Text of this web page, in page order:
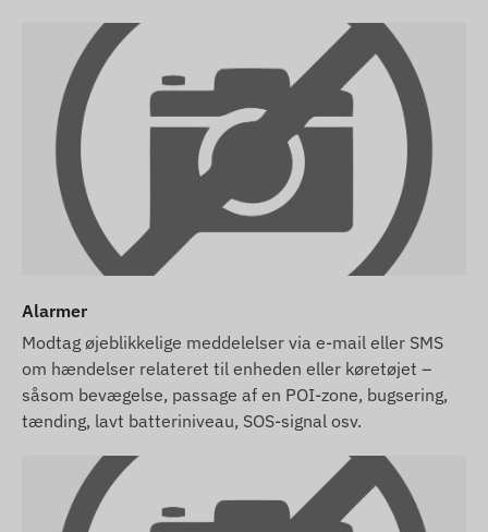
Alarmer
Modtag øjeblikkelige meddelelser via e-mail eller SMS
om hændelser relateret til enheden eller køretøjet –
såsom bevægelse, passage af en POI-zone, bugsering,
tænding, lavt batteriniveau, SOS-signal osv.